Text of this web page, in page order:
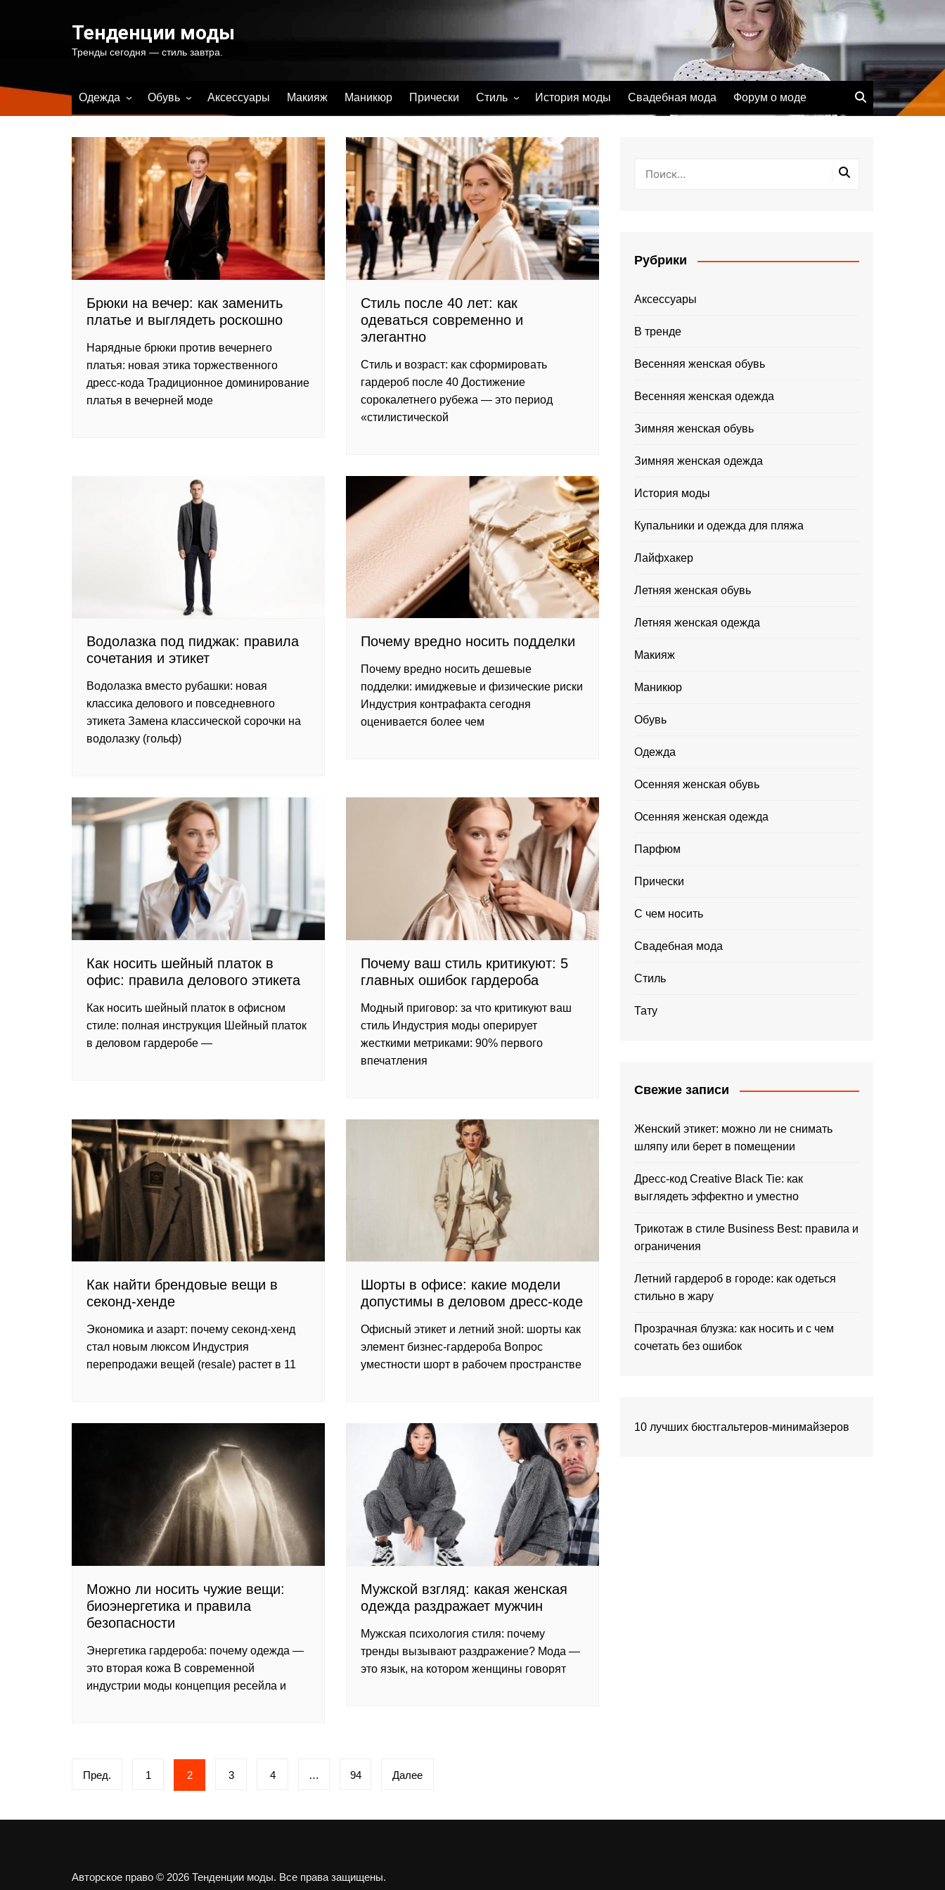
Тенденции моды
Тренды сегодня — стиль завтра.
Одежда
Летняя женская одежда
Осенняя женская одежда
Зимняя женская одежда
Купальники и одежда для
пляжа
Обувь
Летняя женская обувь
Осенняя женская обувь
Зимняя женская обувь
Аксессуары Макияж Маникюр Прически Стиль
Тату
Парфюм
История моды Свадебная мода Форум о моде
Брюки на вечер: как заменить
платье и выглядеть роскошно
Нарядные брюки против вечернего
платья: новая этика торжественного
дресс-кода Традиционное доминирование
платья в вечерней моде
Стиль после 40 лет: как
одеваться современно и
элегантно
Стиль и возраст: как сформировать
гардероб после 40 Достижение
сорокалетнего рубежа — это период
«стилистической
Водолазка под пиджак: правила
сочетания и этикет
Водолазка вместо рубашки: новая
классика делового и повседневного
этикета Замена классической сорочки на
водолазку (гольф)
Почему вредно носить подделки
Почему вредно носить дешевые
подделки: имиджевые и физические риски
Индустрия контрафакта сегодня
оценивается более чем
Как носить шейный платок в
офис: правила делового этикета
Как носить шейный платок в офисном
стиле: полная инструкция Шейный платок
в деловом гардеробе —
Почему ваш стиль критикуют: 5
главных ошибок гардероба
Модный приговор: за что критикуют ваш
стиль Индустрия моды оперирует
жесткими метриками: 90% первого
впечатления
Как найти брендовые вещи в
секонд-хенде
Экономика и азарт: почему секонд-хенд
стал новым люксом Индустрия
перепродажи вещей (resale) растет в 11
Шорты в офисе: какие модели
допустимы в деловом дресс-коде
Офисный этикет и летний зной: шорты как
элемент бизнес-гардероба Вопрос
уместности шорт в рабочем пространстве
Можно ли носить чужие вещи:
биоэнергетика и правила
безопасности
Энергетика гардероба: почему одежда —
это вторая кожа В современной
индустрии моды концепция ресейла и
Мужской взгляд: какая женская
одежда раздражает мужчин
Мужская психология стиля: почему
тренды вызывают раздражение? Мода —
это язык, на котором женщины говорят
Пагинация
Пред. 1 2 3 4 … 94 Далее
Рубрики
Аксессуары
В тренде
Весенняя женская обувь
Весенняя женская одежда
Зимняя женская обувь
Зимняя женская одежда
История моды
Купальники и одежда для пляжа
Лайфхакер
Летняя женская обувь
Летняя женская одежда
Макияж
Маникюр
Обувь
Одежда
Осенняя женская обувь
Осенняя женская одежда
Парфюм
Прически
С чем носить
Свадебная мода
Стиль
Тату
Свежие записи
Женский этикет: можно ли не снимать
шляпу или берет в помещении
Дресс-код Creative Black Tie: как
выглядеть эффектно и уместно
Трикотаж в стиле Business Best: правила и
ограничения
Летний гардероб в городе: как одеться
стильно в жару
Прозрачная блузка: как носить и с чем
сочетать без ошибок
10 лучших бюстгальтеров-минимайзеров
Авторское право © 2026 Тенденции моды. Все права защищены.